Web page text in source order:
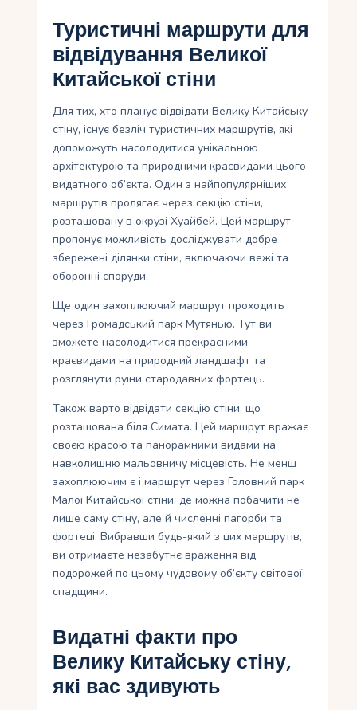
Туристичні маршрути для
відвідування Великої
Китайської стіни
Для тих, хто планує відвідати Велику Китайську
стіну, існує безліч туристичних маршрутів, які
допоможуть насолодитися унікальною
архітектурою та природними краєвидами цього
видатного об’єкта. Один з найпопулярніших
маршрутів пролягає через секцію стіни,
розташовану в окрузі Хуайбей. Цей маршрут
пропонує можливість досліджувати добре
збережені ділянки стіни, включаючи вежі та
оборонні споруди.
Ще один захоплюючий маршрут проходить
через Громадський парк Мутянью. Тут ви
зможете насолодитися прекрасними
краєвидами на природний ландшафт та
розглянути руїни стародавних фортець.
Також варто відвідати секцію стіни, що
розташована біля Симата. Цей маршрут вражає
своєю красою та панорамними видами на
навколишню мальовничу місцевість. Не менш
захоплюючим є і маршрут через Головний парк
Малої Китайської стіни, де можна побачити не
лише саму стіну, але й численні пагорби та
фортеці. Вибравши будь-який з цих маршрутів,
ви отримаєте незабутнє враження від
подорожей по цьому чудовому об’єкту світової
спадщини.
Видатні факти про
Велику Китайську стіну,
які вас здивують